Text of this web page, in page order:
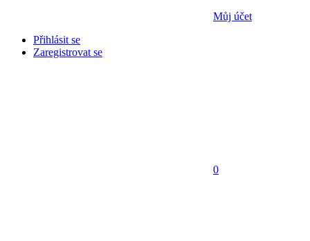
Můj účet
Přihlásit se
Zaregistrovat se
0